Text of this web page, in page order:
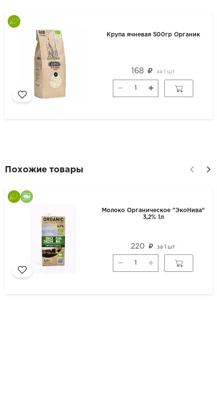
Крупа ячневая 500гр Органик
168 за 1 шт
Похожие товары
Молоко Органическое "ЭкоНива"
3,2% 1л
220 за1 шт